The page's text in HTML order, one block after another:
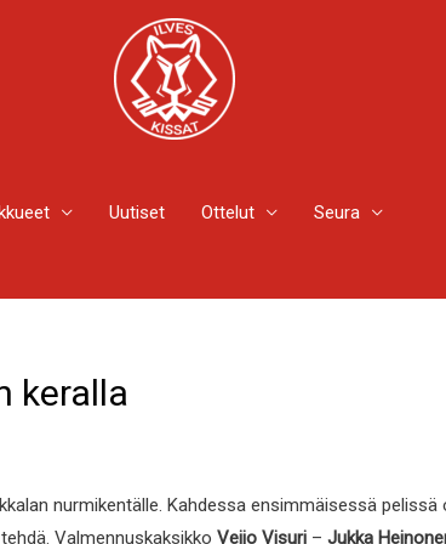
Uutiset Ottelut Seura
keralla
nurmikentälle. Kahdessa ensimmäisessä pelissä
Valmennuskaksikko Veijo Visuri – Jukka